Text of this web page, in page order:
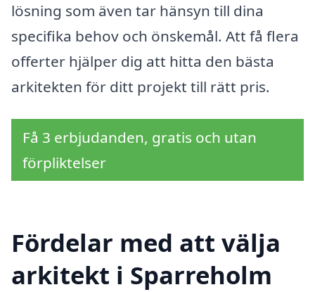
lösning som även tar hänsyn till dina
specifika behov och önskemål. Att få flera
offerter hjälper dig att hitta den bästa
arkitekten för ditt projekt till rätt pris.
Få 3 erbjudanden, gratis och utan
förpliktelser
Fördelar med att välja
arkitekt i Sparreholm